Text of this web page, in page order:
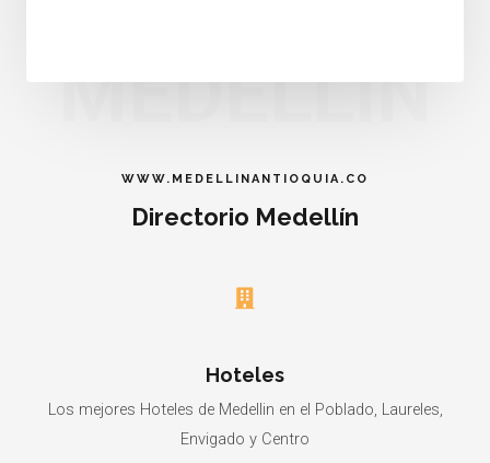
MEDELLIN
WWW.MEDELLINANTIOQUIA.CO
Directorio Medellín
Hoteles
Los mejores Hoteles de Medellin en el Poblado, Laureles,
Envigado y Centro